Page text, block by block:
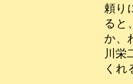
頼り
ると
か、
川栄
くれ